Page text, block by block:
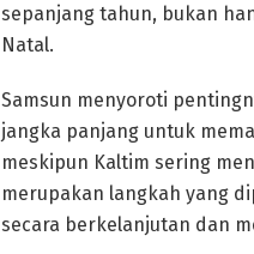
sepanjang tahun, bukan
Natal.
Samsun menyoroti
jangka panjang untuk
meskipun Kaltim sering
merupakan langkah yang
secara berkelanjutan dan